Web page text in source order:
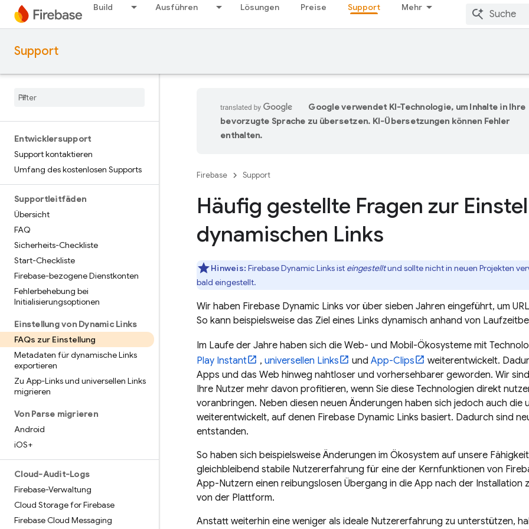
Build Ausführen Lösungen Preise Support Mehr
Support
Entwicklersupport
Support kontaktieren
Umfang des kostenlosen Supports
Supportleitfäden
Übersicht
FAQ
Sicherheits-Checkliste
Start-Checkliste
Firebase-bezogene Dienstkonten
Fehlerbehebung bei
Initialisierungsoptionen
Einstellung von Dynamic Links
FAQs zur Einstellung
Metadaten für dynamische Links
exportieren
Zu App-Links und universellen Links
migrieren
Von Parse migrieren
Android
iOS+
Cloud-Audit-Logs
Firebase-Verwaltung
Cloud Storage for Firebase
Firebase Cloud Messaging
Google verwendet KI-Technologie, um Inhalte in Ihre
bevorzugte Sprache zu übersetzen. KI-Übersetzungen können Fehler
enthalten.
Firebase Support
Häufig gestellte Fragen zur
dynamischen Links
Hinweis: Firebase Dynamic Links ist eingestelltund sollte nicht in neuen Projekten
bald eingestellt.
Wir haben Firebase Dynamic Links vor über sieben Jahren eingeführt, um
So kann beispielsweise das Ziel eines Links dynamisch anhand von
Im Laufe der Jahre haben sich die Web- und Mobil-Ökosysteme mit
Play Instant
, universellen Links und App-Clips
weiterentwickelt.
Apps und das Web hinweg nahtloser und vorhersehbarer geworden. Wir
Ihre Nutzer mehr davon profitieren, wenn Sie diese Technologien direkt
voranbringen. Neben diesen neuen Änderungen haben sich jedoch auch die
weiterentwickelt, auf denen Firebase Dynamic Links basiert. Dadurch sind
entstanden.
So haben sich beispielsweise Änderungen im Ökosystem auf unsere
gleichbleibend stabile Nutzererfahrung für eine der Kernfunktionen von
App-Nutzern einen reibungslosen Übergang in die App nach der Installation
von der Plattform.
Anstatt weiterhin eine weniger als ideale Nutzererfahrung zu unterstützen,